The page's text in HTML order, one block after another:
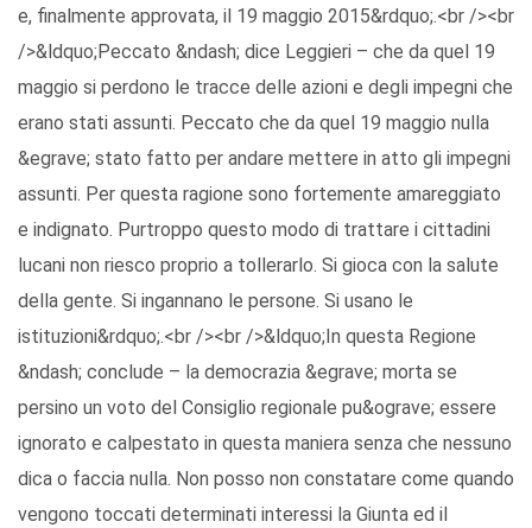
e, finalmente approvata, il 19 maggio 2015&rdquo;.<br /><br
/>&ldquo;Peccato &ndash; dice Leggieri – che da quel 19
maggio si perdono le tracce delle azioni e degli impegni che
erano stati assunti. Peccato che da quel 19 maggio nulla
&egrave; stato fatto per andare mettere in atto gli impegni
assunti. Per questa ragione sono fortemente amareggiato
e indignato. Purtroppo questo modo di trattare i cittadini
lucani non riesco proprio a tollerarlo. Si gioca con la salute
della gente. Si ingannano le persone. Si usano le
istituzioni&rdquo;.<br /><br />&ldquo;In questa Regione
&ndash; conclude – la democrazia &egrave; morta se
persino un voto del Consiglio regionale pu&ograve; essere
ignorato e calpestato in questa maniera senza che nessuno
dica o faccia nulla. Non posso non constatare come quando
vengono toccati determinati interessi la Giunta ed il